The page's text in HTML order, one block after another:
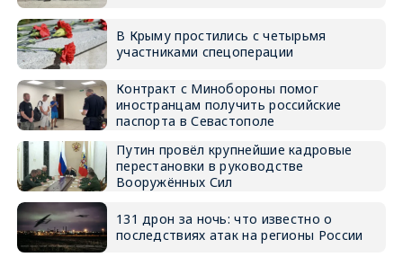
В Крыму простились с четырьмя
участниками спецоперации
Контракт с Минобороны помог
иностранцам получить российские
паспорта в Севастополе
Путин провёл крупнейшие кадровые
перестановки в руководстве
Вооружённых Сил
131 дрон за ночь: что известно о
последствиях атак на регионы России